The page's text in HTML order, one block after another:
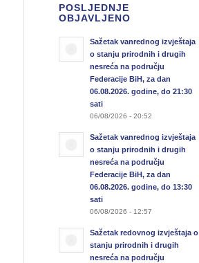
POSLJEDNJE
OBJAVLJENO
Sažetak vanrednog izvještaja
o stanju prirodnih i drugih
nesreća na području
Federacije BiH, za dan
06.08.2026. godine, do 21:30
sati
06/08/2026 - 20:52
Sažetak vanrednog izvještaja
o stanju prirodnih i drugih
nesreća na području
Federacije BiH, za dan
06.08.2026. godine, do 13:30
sati
06/08/2026 - 12:57
Sažetak redovnog izvještaja o
stanju prirodnih i drugih
nesreća na području